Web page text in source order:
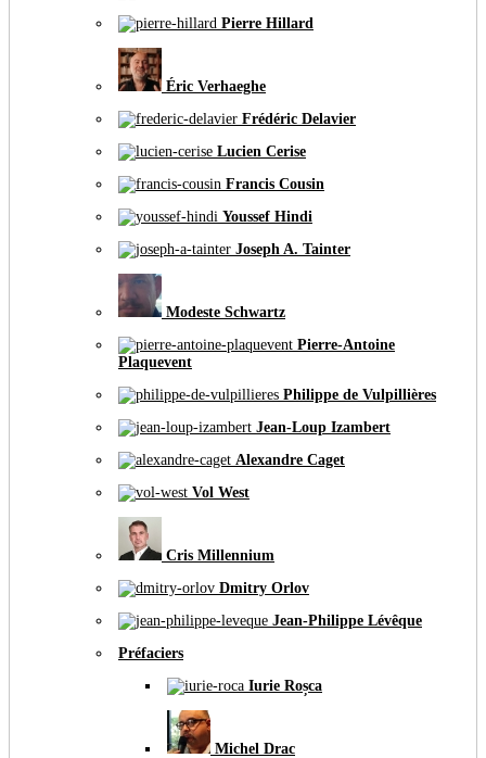
Pierre Hillard
Éric Verhaeghe
Frédéric Delavier
Lucien Cerise
Francis Cousin
Youssef Hindi
Joseph A. Tainter
Modeste Schwartz
Pierre-Antoine
Plaquevent
Philippe de Vulpillières
Jean-Loup Izambert
Alexandre Caget
Vol West
Cris Millennium
Dmitry Orlov
Jean-Philippe Lévêque
Préfaciers
Iurie Roșca
Michel Drac